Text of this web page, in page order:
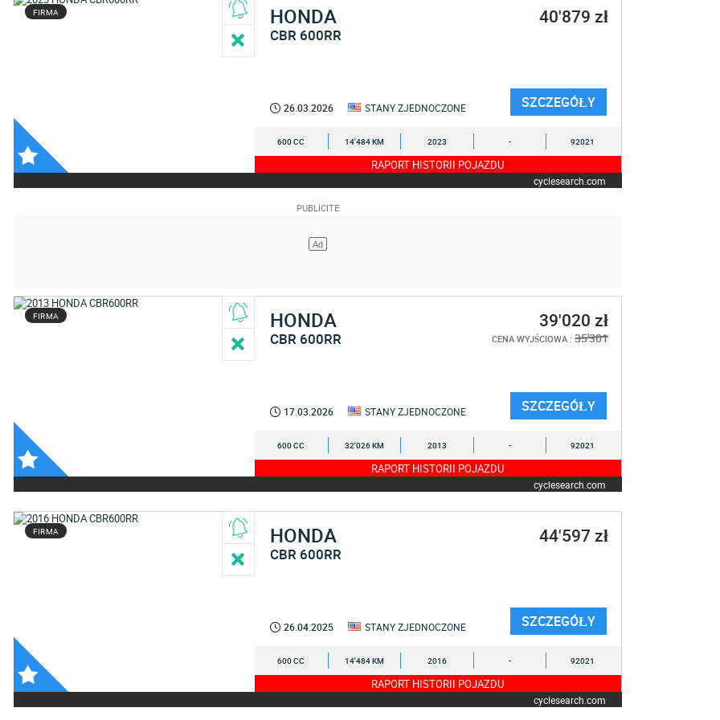
FIRMA HONDA
CBR 600RR
40'879 zł
26.03.2026 STANY ZJEDNOCZONE SZCZEGÓŁY
600 CC 14'484 KM 2023 - 92021
RAPORT HISTORII POJAZDU
cyclesearch.com
FIRMA HONDA
CBR 600RR
39'020 zł
CENA WYJŚCIOWA : 35'301
17.03.2026 STANY ZJEDNOCZONE SZCZEGÓŁY
600 CC 32'026 KM 2013 - 92021
RAPORT HISTORII POJAZDU
cyclesearch.com
FIRMA HONDA
CBR 600RR
44'597 zł
26.04.2025 STANY ZJEDNOCZONE SZCZEGÓŁY
600 CC 14'484 KM 2016 - 92021
RAPORT HISTORII POJAZDU
cyclesearch.com